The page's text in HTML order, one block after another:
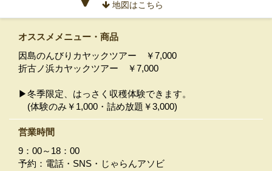
地図はこちら
オススメメニュー ・商品
因島のんびりカヤックツアー ￥7,000
折古ノ浜カヤックツアー ￥7,000
▶冬季限定、はっさく収穫体験できます。
(体験のみ￥1,000・詰め放題￥3,000)
営業時間
9：00～18：00
予約：電話・SNS・じゃらんアソビ